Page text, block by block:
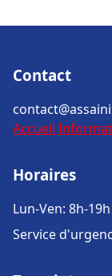
Contact
Accueil
Horaires
Lun-Ven: 8h-19h
Service